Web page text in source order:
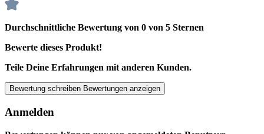
Durchschnittliche Bewertung von 0 von 5 Sternen
Bewerte dieses Produkt!
Teile Deine Erfahrungen mit anderen Kunden.
Bewertung schreiben Bewertungen anzeigen
Anmelden